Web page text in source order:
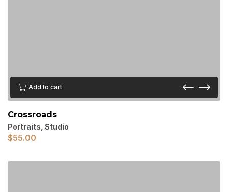
Add to cart
Crossroads
Portraits Studio
$55.00